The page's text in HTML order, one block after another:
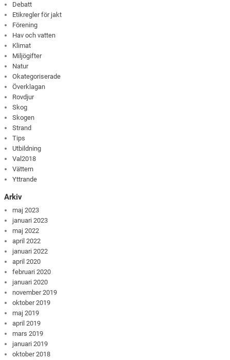
Debatt
Etikregler för jakt
Förening
Hav och vatten
Klimat
Miljögifter
Natur
Okategoriserade
Överklagan
Rovdjur
Skog
Skogen
Strand
Tips
Utbildning
Val2018
Vättern
Yttrande
Arkiv
maj 2023
januari 2023
maj 2022
april 2022
januari 2022
april 2020
februari 2020
januari 2020
november 2019
oktober 2019
maj 2019
april 2019
mars 2019
januari 2019
oktober 2018